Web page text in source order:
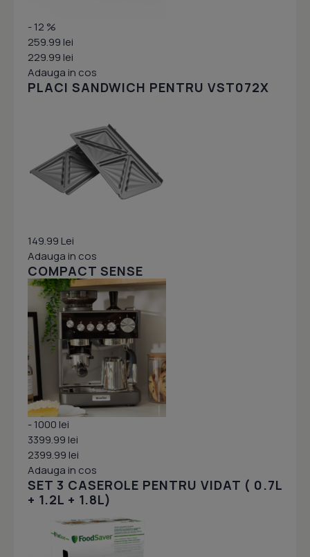
- 12 %
259.99 lei
229.99 lei
Adauga in cos
PLACI SANDWICH PENTRU VST072X
149.99 Lei
Adauga in cos
COMPACT SENSE
- 1000 lei
3399.99 lei
2399.99 lei
Adauga in cos
SET 3 CASEROLE PENTRU VIDAT ( 0.7L
+ 1.2L + 1.8L)